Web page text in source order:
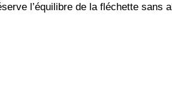
l’équilibre de la fléchette sans